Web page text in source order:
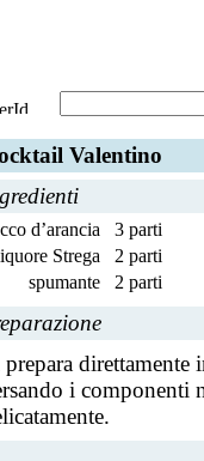
Valentino
d’arancia
3 parti
Strega
2 parti
spumante
2 parti
prepara
i componenti